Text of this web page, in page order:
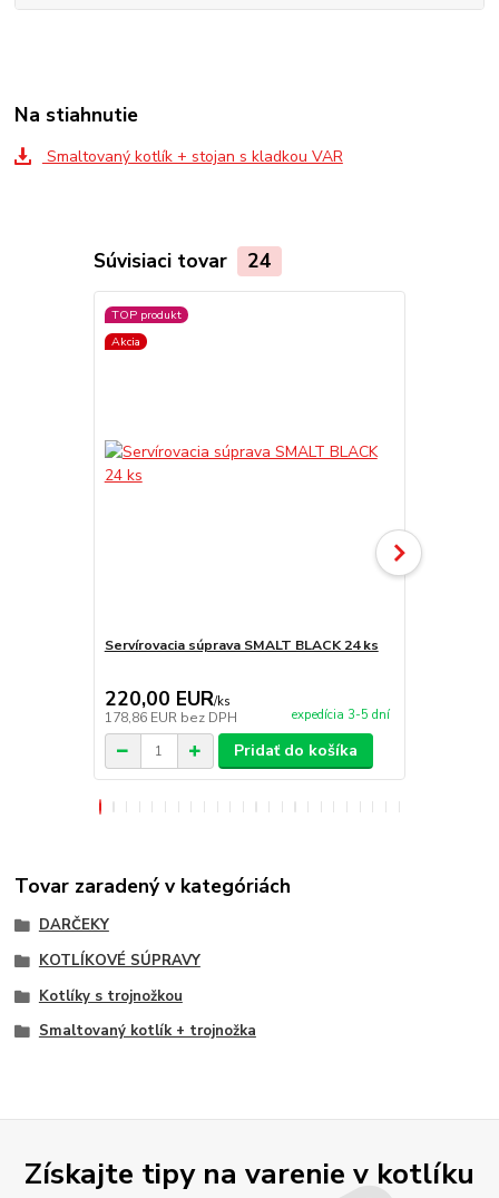
Na stiahnutie
Smaltovaný kotlík + stojan s kladkou VAR
Súvisiaci tovar 24
TOP produkt
Akcia
Servírovacia súprava SMALT BLACK 24 ks
220,00 EUR/ks
178,86 EUR bez DPH expedícia 3-5 dní
Pridať do košíka
Tovar zaradený v kategóriách
DARČEKY
KOTLÍKOVÉ SÚPRAVY
Kotlíky s trojnožkou
Smaltovaný kotlík + trojnožka
Získajte tipy na varenie v kotlíku